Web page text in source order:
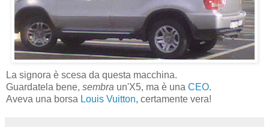
La signora è scesa da questa macchina.
Guardatela bene, sembra un'X5, ma è una CEO.
Aveva una borsa Louis Vuitton, certamente vera!